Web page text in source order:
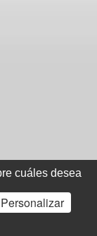
cuáles desea
Personalizar